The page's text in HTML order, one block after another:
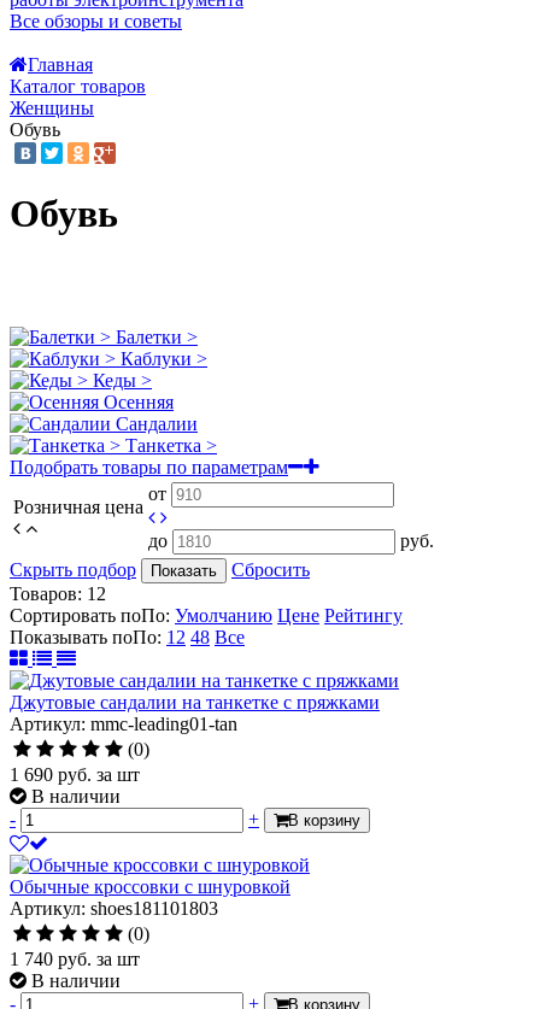
Все обзоры и советы
Главная
Каталог товаров
Женщины
Обувь
Обувь
Балетки >
Каблуки >
Кеды >
Осенняя
Сандалии
Танкетка >
Подобрать товары по параметрам
Розничная цена
от
до
руб.
Скрыть подбор
Показать
Сбросить
Товаров: 12
Сортировать поПо: Умолчанию Цене Рейтингу
Показывать поПо: 12 48 Все
Джутовые сандалии на танкетке с пряжками
Артикул: mmc-leading01-tan
(0)
1 690 руб. за шт
В наличии
-
+ В корзину
Обычные кроссовки с шнуровкой
Артикул: shoes181101803
(0)
1 740 руб. за шт
В наличии
-
+ В корзину